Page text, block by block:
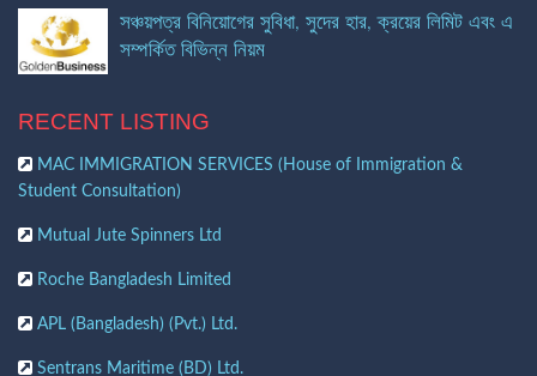
সঞ্চয়পত্র বিনিয়োগের সুবিধা, সুদের হার, ক্রয়ের লিমিট এবং এ
সম্পর্কিত বিভিন্ন নিয়ম
RECENT LISTING
MAC IMMIGRATION SERVICES (House of Immigration &
Student Consultation)
Mutual Jute Spinners Ltd
Roche Bangladesh Limited
APL (Bangladesh) (Pvt.) Ltd.
Sentrans Maritime (BD) Ltd.